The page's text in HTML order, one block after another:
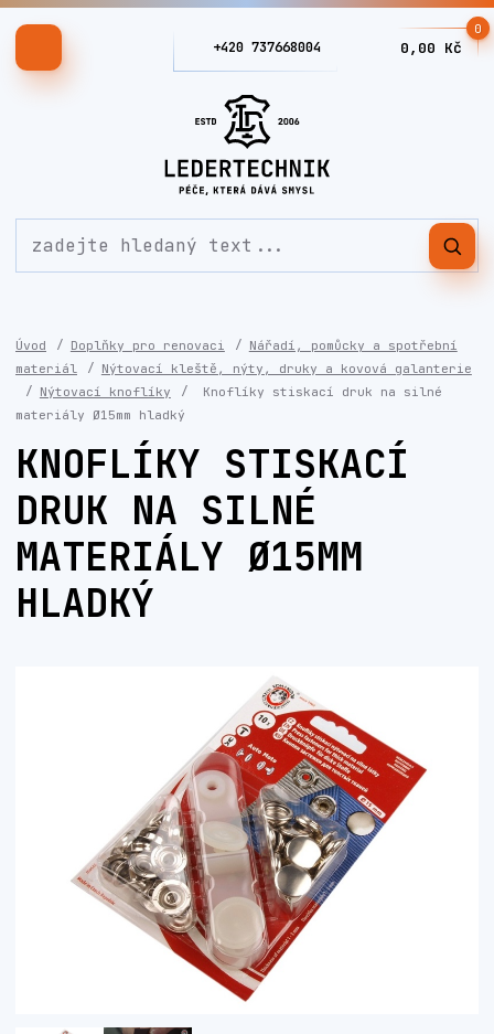
+420 737668004
0
0,00 Kč
Úvod Doplňky pro renovaci
Nářadí, pomůcky a spotřební
materiál
Nýtovací kleště, nýty, druky a kovová galanterie
Nýtovací knoflíky
Knoflíky stiskací druk na silné
materiály Ø15mm hladký
KNOFLÍKY STISKACÍ
DRUK NA SILNÉ
MATERIÁLY Ø15MM
HLADKÝ